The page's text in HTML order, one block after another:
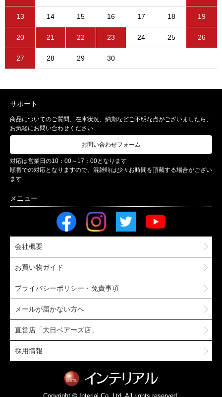
13 14 15 16 17 18 19
20 21 22 23 24 25 26
27 28 29 30
サポート
商品についてのご質問、在庫状況、納期などご不明な点がございましたら、
お気軽にお問い合わせください
お問い合わせフォーム
対応は営業日の10：00～17：00となります
順番での対応となりますので、混雑時は少々お時間を頂戴する場合がござい
ます
会社概要
お買い物ガイド
プライバシーポリシー・免責事項
メールが届かない方へ
直営店「大日ベアーズ店」
採用情報